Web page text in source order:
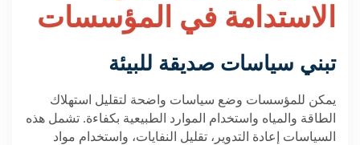
الاستدامة في المؤسسات
تبني سياسات صديقة للبيئة
يمكن للمؤسسات وضع سياسات واضحة لتقليل استهلاك
الطاقة والمياه واستخدام الموارد الطبيعية بكفاءة. تشمل هذه
السياسات إعادة التدوير، تقليل النفايات، واستخدام مواد